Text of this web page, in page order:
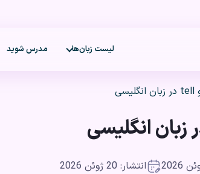
لیست زبان‌ها مدرس شوید
انتشار: 20 ژوئن 2026